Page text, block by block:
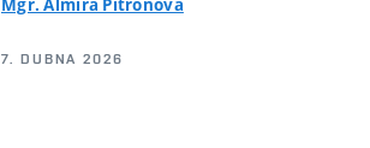
Mgr. Almíra Pitronová
7. DUBNA 2026